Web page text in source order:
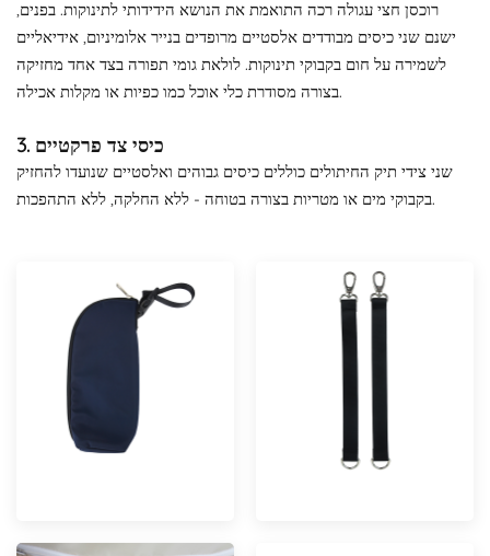
רוכסן חצי עגולה רכה התואמת את הנושא הידידותי לתינוקות. בפנים,
ישנם שני כיסים מבודדים אלסטיים מרופדים בנייר אלומיניום, אידיאליים
לשמירה על חום בקבוקי תינוקות. לולאת גומי תפורה בצד אחד מחזיקה
בצורה מסודרת כלי אוכל כמו כפיות או מקלות אכילה.
3. כיסי צד פרקטיים
שני צידי תיק החיתולים כוללים כיסים גבוהים ואלסטיים שנועדו להחזיק
בקבוקי מים או מטריות בצורה בטוחה - ללא החלקה, ללא התהפכות.